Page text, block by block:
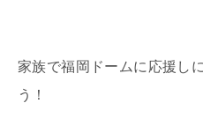
家族で福岡ドームに応援し
う！